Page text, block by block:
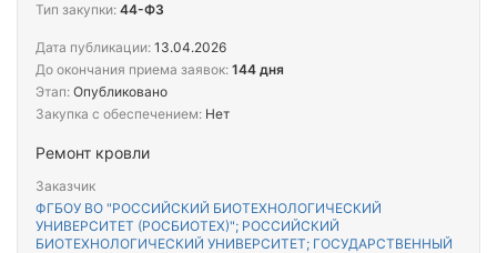
Ремонт кровли
Заказчик
ФГБОУ ВО "РОССИЙСКИЙ БИОТЕХНОЛОГИЧЕСКИЙ
УНИВЕРСИТЕТ (РОСБИОТЕХ)"; РОССИЙСКИЙ
БИОТЕХНОЛОГИЧЕСКИЙ УНИВЕРСИТЕТ; ГОСУДАРСТВЕННЫЙ
Тип закупки: 44-ФЗ
Дата публикации: 13.04.2026
До окончания приема заявок: 144 дня
Этап: Опубликовано
Закупка с обеспечением: Нет